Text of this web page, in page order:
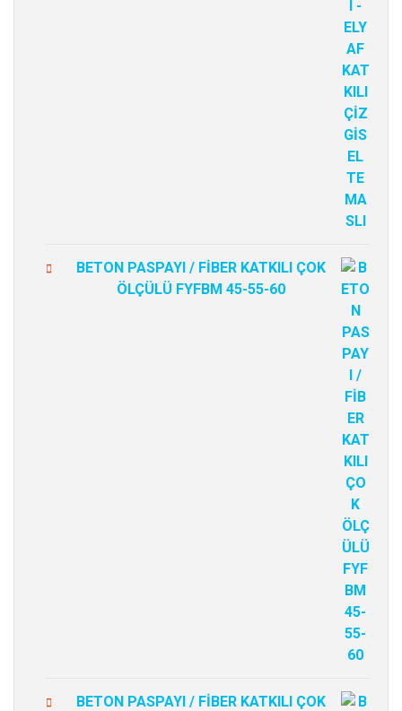
BETON PASPAYI / FİBER KATKILI ÇOK
ÖLÇÜLÜ FYFBM 45-55-60
BETON PASPAYI / FİBER KATKILI ÇOK